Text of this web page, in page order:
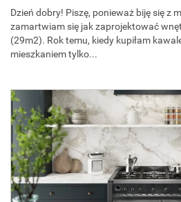
Dzień dobry! Piszę, ponieważ biję się z
zamartwiam się jak zaprojektować
(29m2). Rok temu, kiedy kupiłam
mieszkaniem tylko...